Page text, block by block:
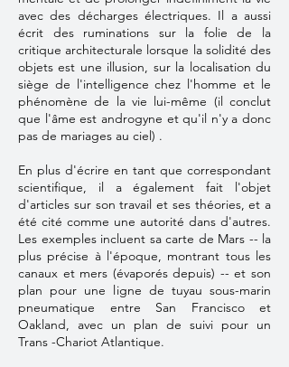
avec des décharges électriques. Il a aussi
écrit des ruminations sur la folie de la
critique architecturale lorsque la solidité des
objets est une illusion, sur la localisation du
siège de l'intelligence chez l'homme et le
phénomène de la vie lui-même (il conclut
que l'âme est androgyne et qu'il n'y a donc
pas de mariages au ciel) .
En plus d'écrire en tant que correspondant
scientifique, il a également fait l'objet
d'articles sur son travail et ses théories, et a
été cité comme une autorité dans d'autres.
Les exemples incluent sa carte de Mars -- la
plus précise à l'époque, montrant tous les
canaux et mers (évaporés depuis) ​​-- et son
plan pour une ligne de tuyau sous-marin
pneumatique entre San Francisco et
Oakland, avec un plan de suivi pour un
Trans -Chariot Atlantique.